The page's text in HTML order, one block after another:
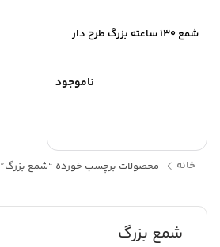
شمع 130 ساعته بزرگ طرح دار
ناموجود
خانه محصولات برچسب خورده “شمع بزرگ”
شمع بزرگ